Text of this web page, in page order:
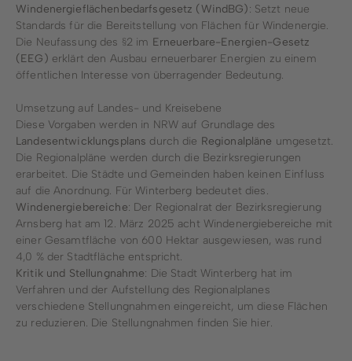
Windenergieflächenbedarfsgesetz (WindBG): Setzt neue
Standards für die Bereitstellung von Flächen für Windenergie.
Die Neufassung des §2 im Erneuerbare-Energien-Gesetz
(EEG) erklärt den Ausbau erneuerbarer Energien zu einem
öffentlichen Interesse von überragender Bedeutung.
Umsetzung auf Landes- und Kreisebene
Diese Vorgaben werden in NRW auf Grundlage des
Landesentwicklungsplans durch die Regionalpläne umgesetzt.
Die Regionalpläne werden durch die Bezirksregierungen
erarbeitet. Die Städte und Gemeinden haben keinen Einfluss
auf die Anordnung. Für Winterberg bedeutet dies.
Windenergiebereiche: Der Regionalrat der Bezirksregierung
Arnsberg hat am 12. März 2025 acht Windenergiebereiche mit
einer Gesamtfläche von 600 Hektar ausgewiesen, was rund
4,0 % der Stadtfläche entspricht.
Kritik und Stellungnahme: Die Stadt Winterberg hat im
Verfahren und der Aufstellung des Regionalplanes
verschiedene Stellungnahmen eingereicht, um diese Flächen
zu reduzieren. Die Stellungnahmen finden Sie hier.